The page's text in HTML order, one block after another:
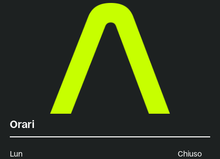
Orari
Lun
Chiuso